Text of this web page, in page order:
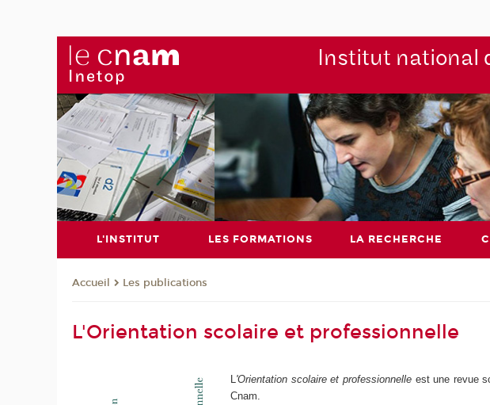
Institut national
L'INSTITUT LES FORMATIONS LA RECHERCHE
Accueil Les publications
L'Orientation scolaire et professionnelle
'Orientation scolaire et professionnelleest une revue
Cnam.